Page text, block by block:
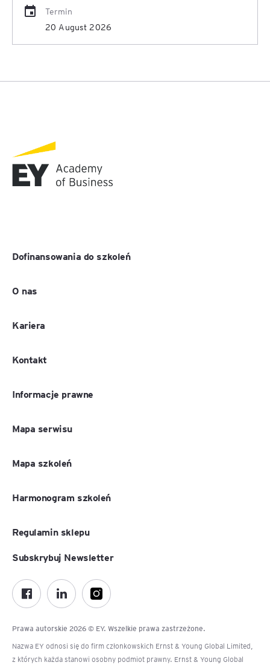
Termin
20 August 2026
Dofinansowania do szkoleń
O nas
Kariera
Kontakt
Informacje prawne
Mapa serwisu
Mapa szkoleń
Harmonogram szkoleń
Regulamin sklepu
Prawa autorskie 2026 © EY. Wszelkie prawa zastrzeżone.
Nazwa EY odnosi się do firm członkowskich Ernst & Young Global Limited,
z których każda stanowi osobny podmiot prawny. Ernst & Young Global
Subskrybuj Newsletter